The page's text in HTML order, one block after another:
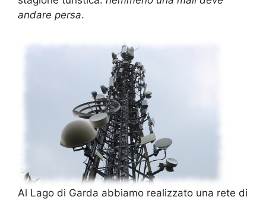
andare persa.
Al Lago di Garda abbiamo realizzato una rete di